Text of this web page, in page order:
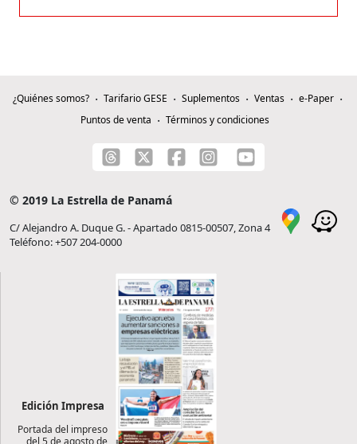
¿Quiénes somos? Tarifario GESE Suplementos Ventas
e-Paper
Puntos de venta
Términos y condiciones
© 2019 La Estrella de Panamá
C/ Alejandro A. Duque G. - Apartado 0815-00507, Zona 4
Teléfono: +507 204-0000
Edición Impresa
Portada del impreso